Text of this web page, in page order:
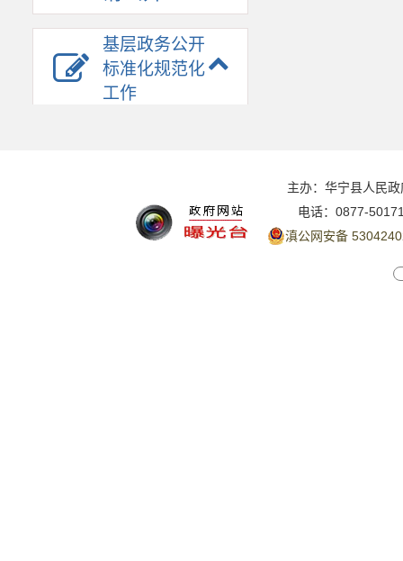
基层政务公开
标准化规范化
工作
主办：华宁县人民
电话：0877-
滇公网安备